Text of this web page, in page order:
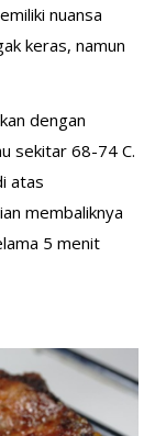
nuansa
keras, namun
dengan
sekitar 68-74 C.
atas
membaliknya
5 menit